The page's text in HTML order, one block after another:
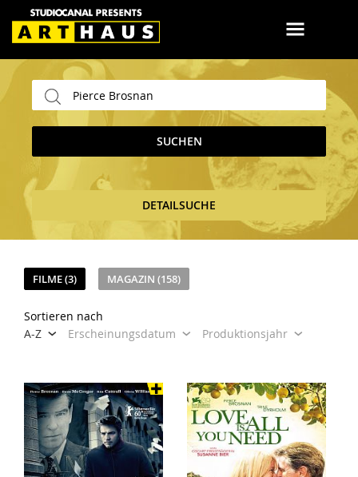
SUCHEN
DETAILSUCHE
FILME (3) MAGAZIN (158)
Sortieren nach
A-Z
Erscheinungsdatum Produktionsjahr